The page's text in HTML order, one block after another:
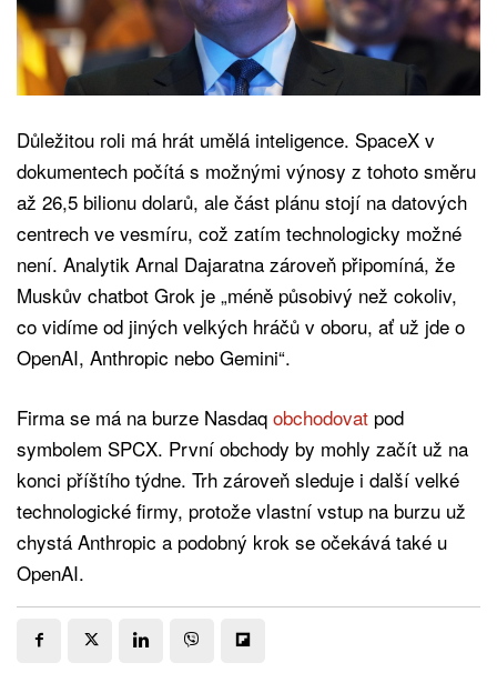
Důležitou roli má hrát umělá inteligence. SpaceX v
dokumentech počítá s možnými výnosy z tohoto směru
až 26,5 bilionu dolarů, ale část plánu stojí na datových
centrech ve vesmíru, což zatím technologicky možné
není. Analytik Arnal Dajaratna zároveň připomíná, že
Muskův chatbot Grok je „méně působivý než cokoliv,
co vidíme od jiných velkých hráčů v oboru, ať už jde o
OpenAI, Anthropic nebo Gemini“.
Firma se má na burze Nasdaq obchodovat pod
symbolem SPCX. První obchody by mohly začít už na
konci příštího týdne. Trh zároveň sleduje i další velké
technologické firmy, protože vlastní vstup na burzu už
chystá Anthropic a podobný krok se očekává také u
OpenAI.